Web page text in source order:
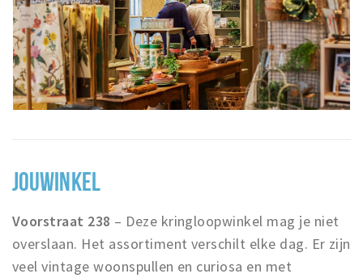
JOUWINKEL
Voorstraat 238 – Deze kringloopwinkel mag je niet
overslaan. Het assortiment verschilt elke dag. Er zijn
veel vintage woonspullen en curiosa en met